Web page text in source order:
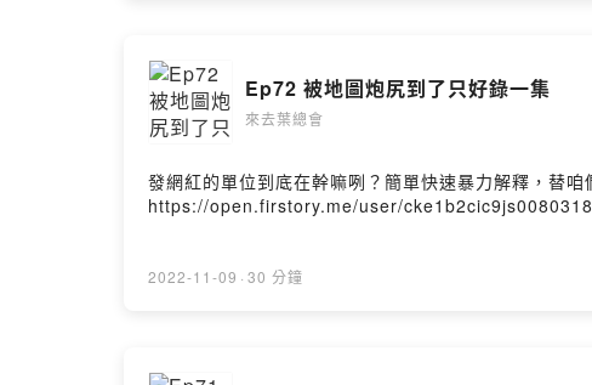
Ep72 被地圖炮尻到了只好錄一集
來去葉總會
發網紅的單位到底在幹嘛咧？簡單快速暴力解釋，替
https://open.firstory.me/user/
2022-11-09 · 30 分鐘